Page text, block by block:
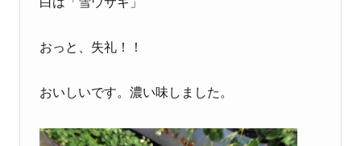
おっと、失礼！！
おいしいです。濃い味しました。